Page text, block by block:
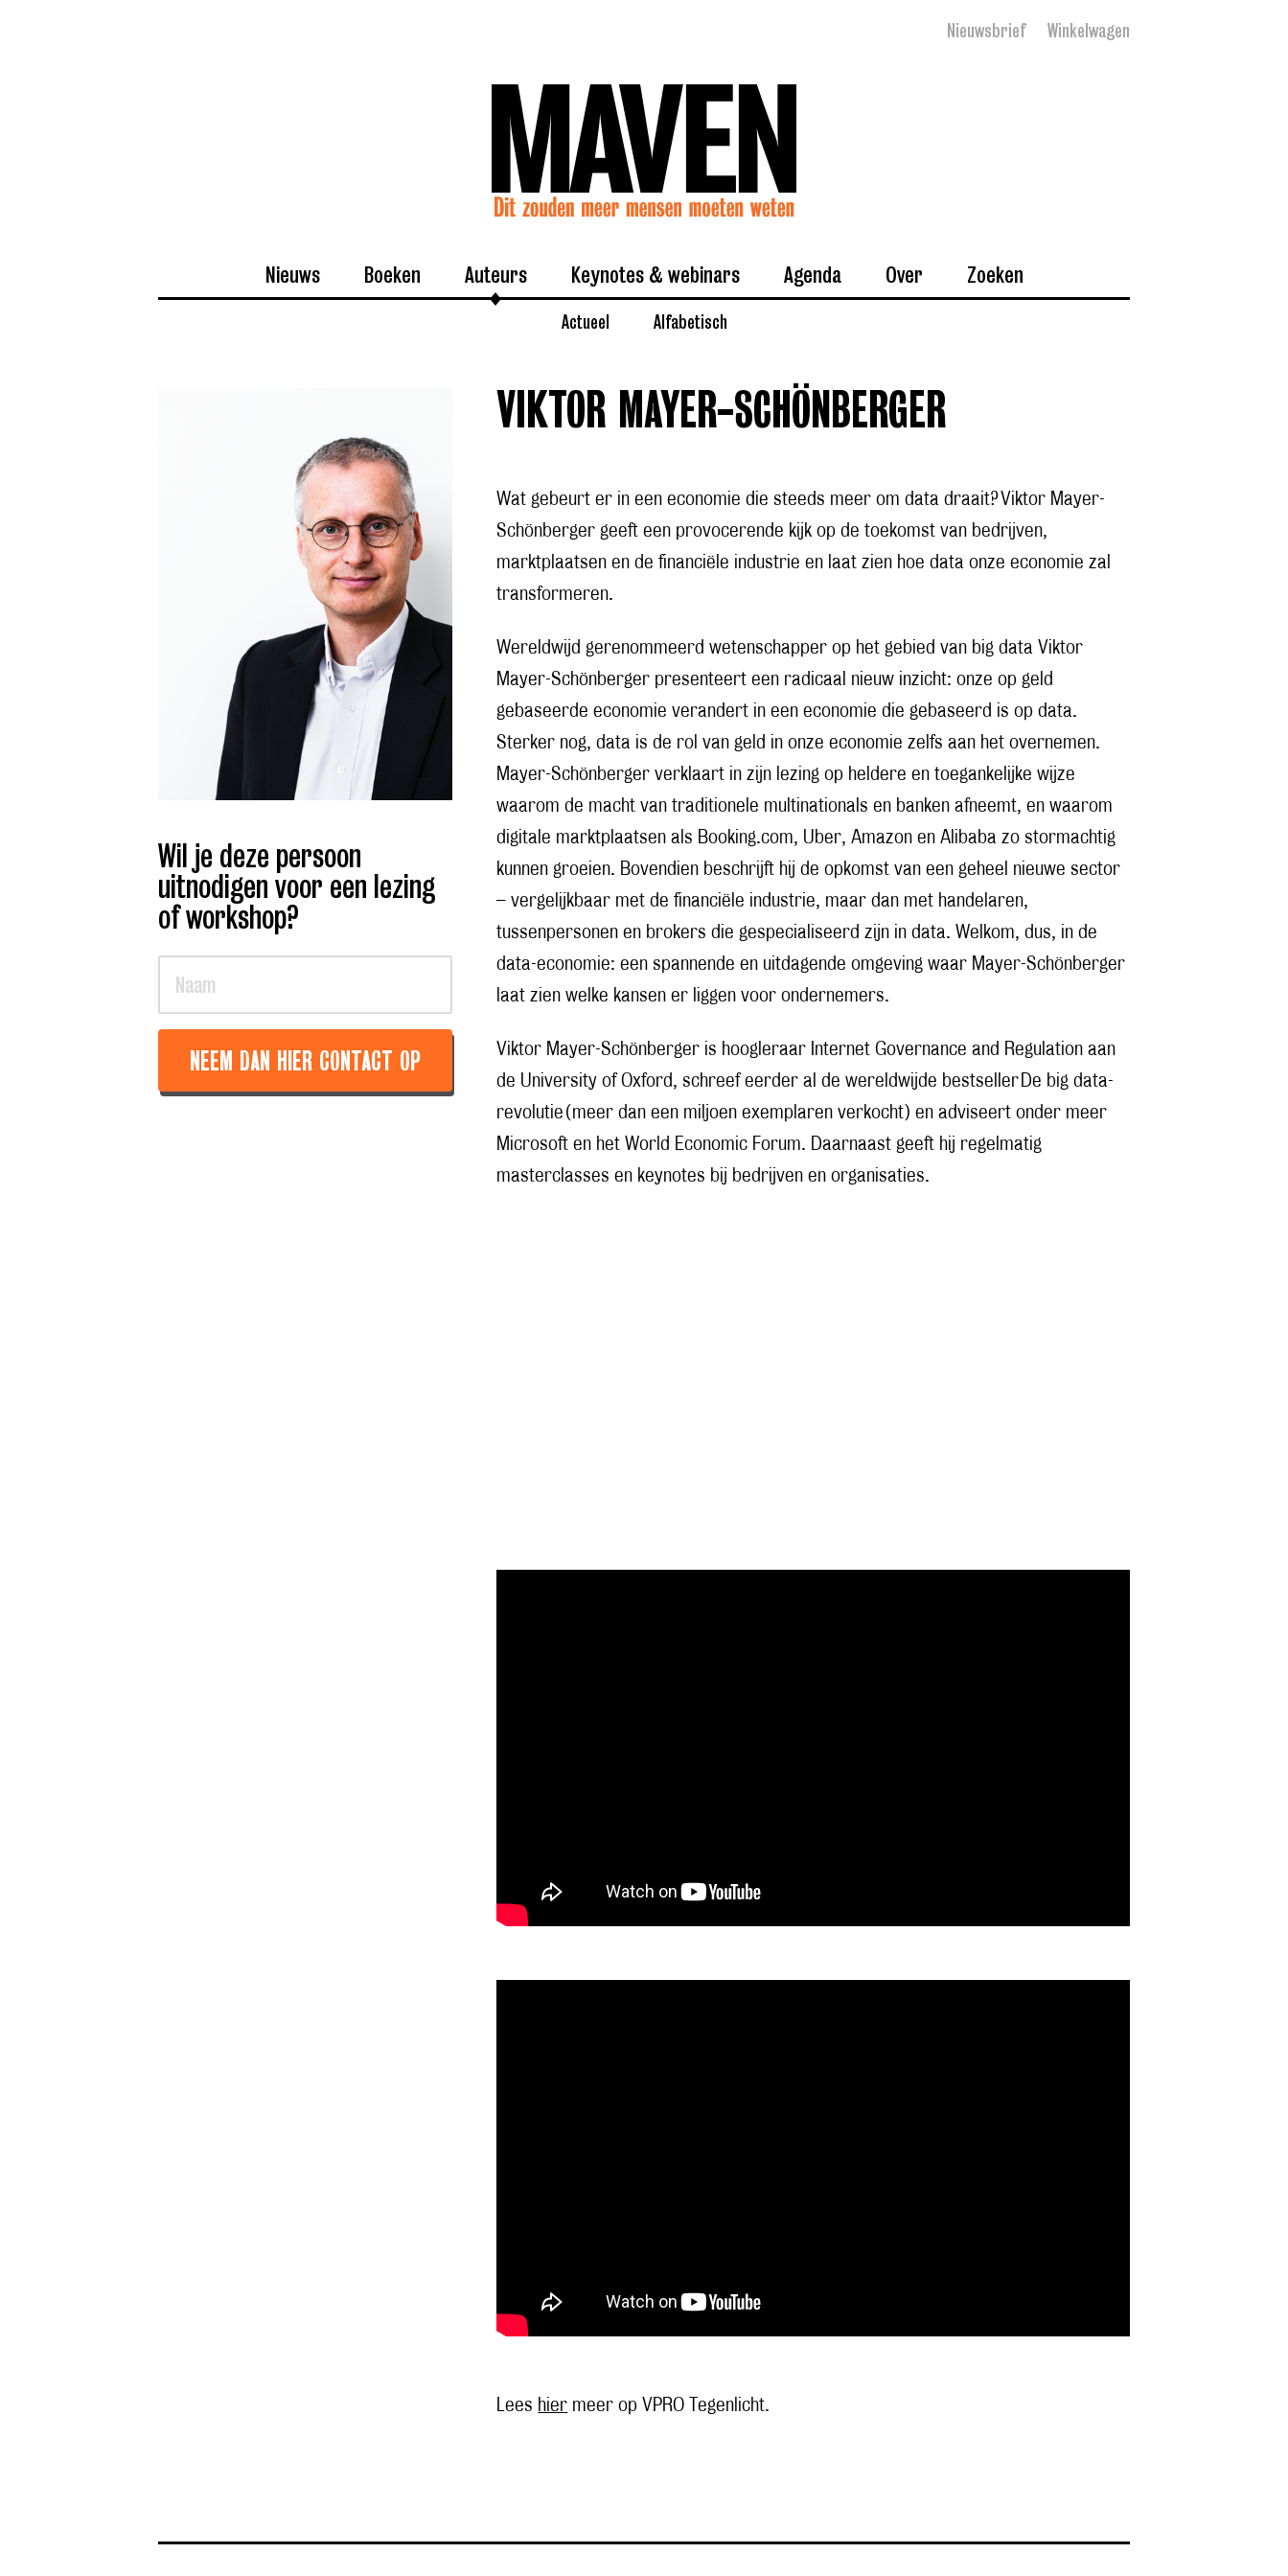
Nieuwsbrief Winkelwagen
Nieuws Boeken Auteurs
Actueel Alfabetisch
Keynotes & webinars Agenda Over Zoeken
Wil je deze persoon
uitnodigen voor een lezing
of workshop?
NEEM DAN HIER CONTACT OP
VIKTOR MAYER-SCHÖNBERGER
Wat gebeurt er in een economie die steeds meer om data draait? Viktor Mayer-
Schönberger geeft een provocerende kijk op de toekomst van bedrijven,
marktplaatsen en de financiële industrie en laat zien hoe data onze economie zal
transformeren.
Wereldwijd gerenommeerd wetenschapper op het gebied van big data Viktor
Mayer-Schönberger presenteert een radicaal nieuw inzicht: onze op geld
gebaseerde economie verandert in een economie die gebaseerd is op data.
Sterker nog, data is de rol van geld in onze economie zelfs aan het overnemen.
Mayer-Schönberger verklaart in zijn lezing op heldere en toegankelijke wijze
waarom de macht van traditionele multinationals en banken afneemt, en waarom
digitale marktplaatsen als Booking.com, Uber, Amazon en Alibaba zo stormachtig
kunnen groeien. Bovendien beschrijft hij de opkomst van een geheel nieuwe sector
– vergelijkbaar met de financiële industrie, maar dan met handelaren,
tussenpersonen en brokers die gespecialiseerd zijn in data. Welkom, dus, in de
data-economie: een spannende en uitdagende omgeving waar Mayer-Schönberger
laat zien welke kansen er liggen voor ondernemers.
Viktor Mayer-Schönberger is hoogleraar Internet Governance and Regulation aan
de University of Oxford, schreef eerder al de wereldwijde bestseller De big data-
revolutie (meer dan een miljoen exemplaren verkocht) en adviseert onder meer
Microsoft en het World Economic Forum. Daarnaast geeft hij regelmatig
masterclasses en keynotes bij bedrijven en organisaties.
Lees hier meer op VPRO Tegenlicht.